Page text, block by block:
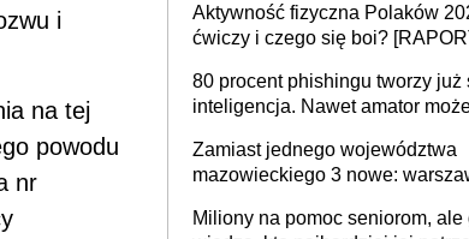
i
na tej
powodu
nr
rozstrzygać sprawy
Aktywność fizyczna Polaków
ćwiczy i czego się boi?
80 procent phishingu tworzy już
inteligencja. Nawet amator
Zamiast jednego województwa
mazowieckiego 3 nowe:
Europie nie ma tak dużych
Miliony na pomoc seniorom, ale